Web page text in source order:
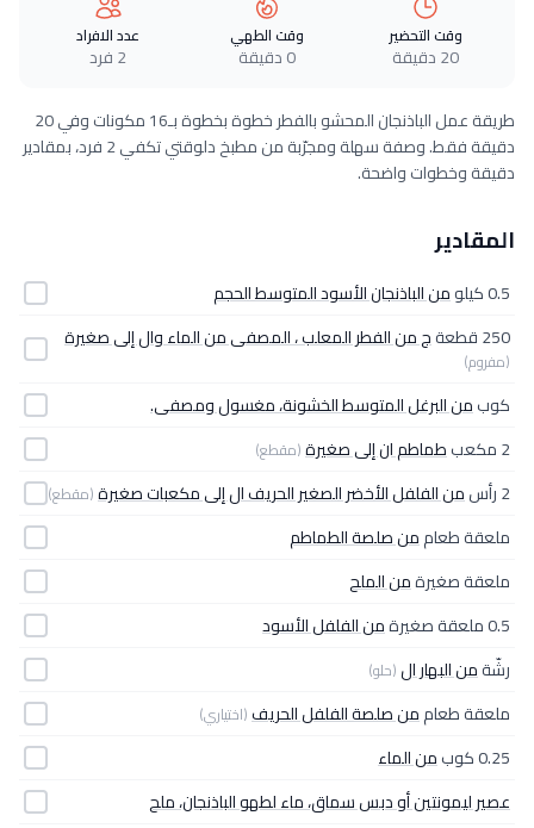
وقت التحضير
20 دقيقة
وقت الطهي
0 دقيقة
عدد الافراد
2 فرد
طريقة عمل الباذنجان المحشو بالفطر خطوة بخطوة بـ16 مكونات وفي 20
دقيقة فقط. وصفة سهلة ومجرّبة من مطبخ دلوقتي تكفي 2 فرد، بمقادير
دقيقة وخطوات واضحة.
المقادير
0.5 كيلو
من الباذنجان الأسود المتوسط الحجم
250 قطعة
ج من الفطر المعلب ، المصفى من الماء وال إلى صغيرة
(مفروم)
كوبمن البرغل المتوسط الخشونة، مغسول ومصفى.
2 مكعب
طماطم ان إلى صغيرة(مقطع)
2 رأس من الفلفل الأخضر الصغير الحريف ال إلى مكعبات صغيرة(مقطع)
ملعقة طعاممن صلصة الطماطم
ملعقة صغيرةمن الملح
0.5 ملعقة صغيرة
من الفلفل الأسود
رشّةمن البهار ال(حلو)
ملعقة طعاممن صلصة الفلفل الحريف(اختياري)
0.25 كوب
من الماء
عصير ليمونتين أو دبس سماق، ماء لطهو الباذنجان، ملح